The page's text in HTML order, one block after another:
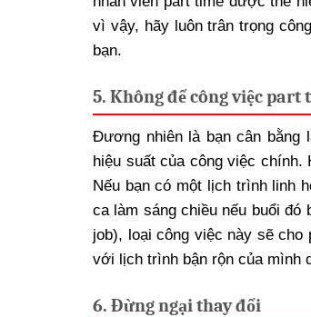
vì vậy, hãy luôn trân trọng
bạn.
5. Không để công việc
Đương nhiên là bạn cân bằng
hiệu suất của công việc
Nếu bạn có một lịch trình linh
ca làm sáng chiều nếu buổi
job), loại công việc này sẽ
với lịch trình bận rộn của mình
6. Đừng ngại thay đổi